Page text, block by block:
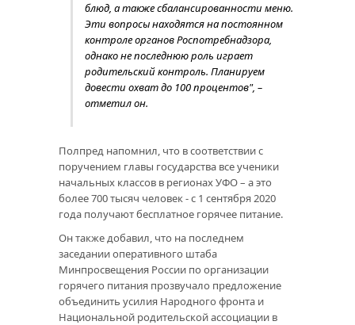
блюд, а также сбалансированности меню.
Эти вопросы находятся на постоянном
контроле органов Роспотребнадзора,
однако не последнюю роль играет
родительский контроль. Планируем
довести охват до 100 процентов", –
отметил он.
Полпред напомнил, что в соответствии с
поручением главы государства все ученики
начальных классов в регионах УФО – а это
более 700 тысяч человек - с 1 сентября 2020
года получают бесплатное горячее питание.
Он также добавил, что на последнем
заседании оперативного штаба
Минпросвещения России по организации
горячего питания прозвучало предложение
объединить усилия Народного фронта и
Национальной родительской ассоциации в